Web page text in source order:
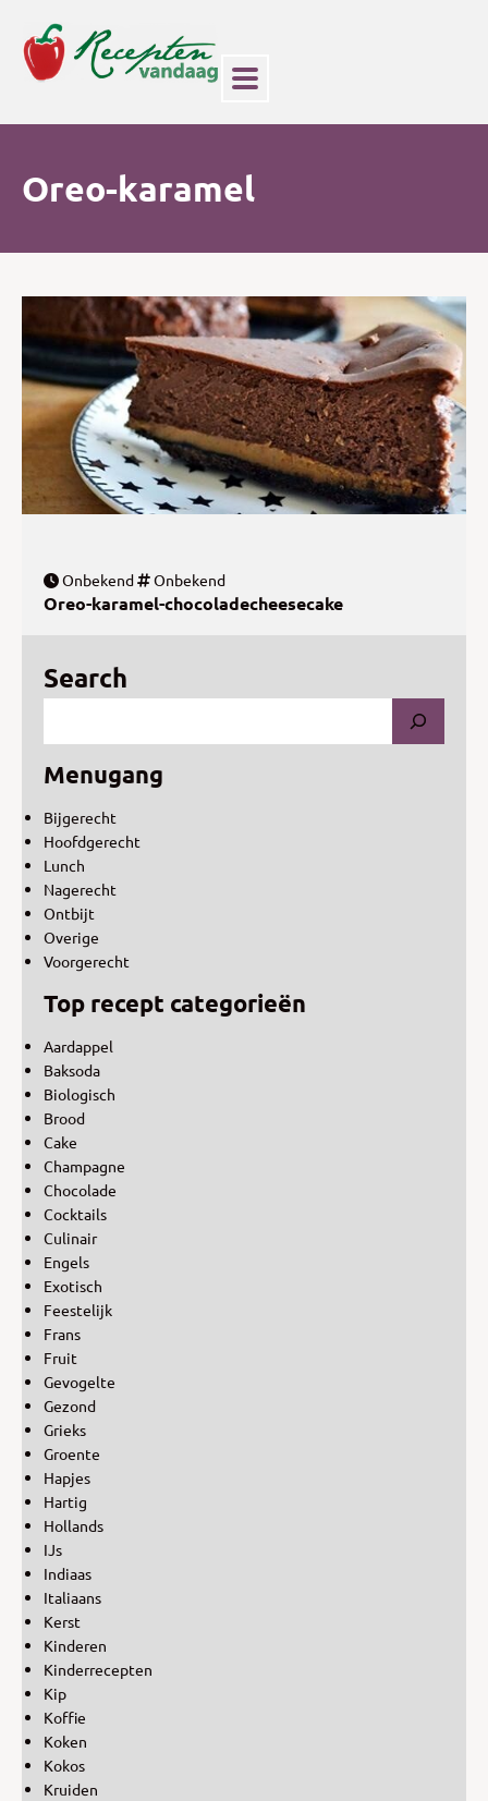
Oreo-karamel
Onbekend Onbekend
Oreo-karamel-chocoladecheesecake
Search
Menugang
Bijgerecht
Hoofdgerecht
Lunch
Nagerecht
Ontbijt
Overige
Voorgerecht
Top recept categorieën
Aardappel
Baksoda
Biologisch
Brood
Cake
Champagne
Chocolade
Cocktails
Culinair
Engels
Exotisch
Feestelijk
Frans
Fruit
Gevogelte
Gezond
Grieks
Groente
Hapjes
Hartig
Hollands
IJs
Indiaas
Italiaans
Kerst
Kinderen
Kinderrecepten
Kip
Koffie
Koken
Kokos
Kruiden